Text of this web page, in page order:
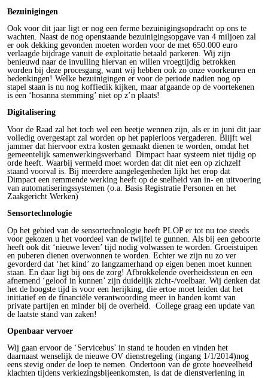
Bezuinigingen
Ook voor dit jaar ligt er nog een ferme bezuinigingsopdracht op ons te
wachten. Naast de nog openstaande bezuinigingsopgave van 4 miljoen zal
er ook dekking gevonden moeten worden voor de met 650.000 euro
verlaagde bijdrage vanuit de exploitatie betaald parkeren. Wij zijn
benieuwd naar de invulling hiervan en willen vroegtijdig betrokken
worden bij deze procesgang, want wij hebben ook zo onze voorkeuren en
bedenkingen! Welke bezuinigingen er voor de periode nadien nog op
stapel staan is nu nog koffiedik kijken, maar afgaande op de voortekenen
is een ‘hosanna stemming’ niet op z’n plaats!
Digitalisering
Voor de Raad zal het toch wel een beetje wennen zijn, als er in juni dit jaar
volledig overgestapt zal worden op het papierloos vergaderen. Blijft wel
jammer dat hiervoor extra kosten gemaakt dienen te worden, omdat het
gemeentelijk samenwerkingsverband Dimpact haar systeem niet tijdig op
orde heeft. Waarbij vermeld moet worden dat dit niet een op zichzelf
staand voorval is. Bij meerdere aangelegenheden lijkt het erop dat
Dimpact een remmende werking heeft op de snelheid van in- en uitvoering
van automatiseringssystemen (o.a. Basis Registratie Personen en het
Zaakgericht Werken)
Sensortechnologie
Op het gebied van de sensortechnologie heeft PLOP er tot nu toe steeds
voor gekozen u het voordeel van de twijfel te gunnen. Als bij een geboorte
heeft ook dit ‘nieuwe leven’ tijd nodig volwassen te worden. Groeistuipen
en puberen dienen overwonnen te worden. Echter we zijn nu zo ver
gevorderd dat ‘het kind’ zo langzamerhand op eigen benen moet kunnen
staan. En daar ligt bij ons de zorg! Afbrokkelende overheidssteun en een
afnemend ‘geloof in kunnen’ zijn duidelijk zicht-/voelbaar. Wij denken dat
het de hoogste tijd is voor een herijking, die ertoe moet leiden dat het
initiatief en de financiële verantwoording meer in handen komt van
private partijen en minder bij de overheid. College graag een update van
de laatste stand van zaken!
Openbaar vervoer
Wij gaan ervoor de ‘Servicebus’ in stand te houden en vinden het
daarnaast wenselijk de nieuwe OV dienstregeling (ingang 1/1/2014)nog
eens stevig onder de loep te nemen. Ondertoon van de grote hoeveelheid
klachten tijdens verkiezingsbijeenkomsten, is dat de dienstverlening in